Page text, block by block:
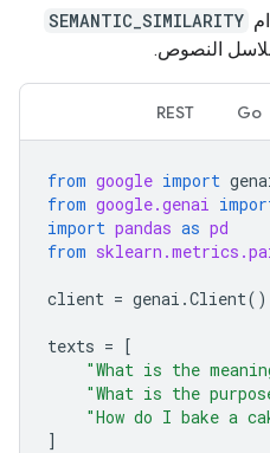
SEMANTIC_SIMILARITY
النصوص.
Go
REST
from google import
from google.genai
import pandas as pd
from
client = genai .Client()
texts = [
"What is the
"What is the
"How do I bake a
]